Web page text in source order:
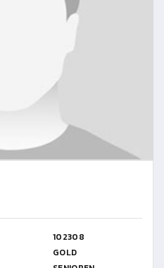
102308
GOLD